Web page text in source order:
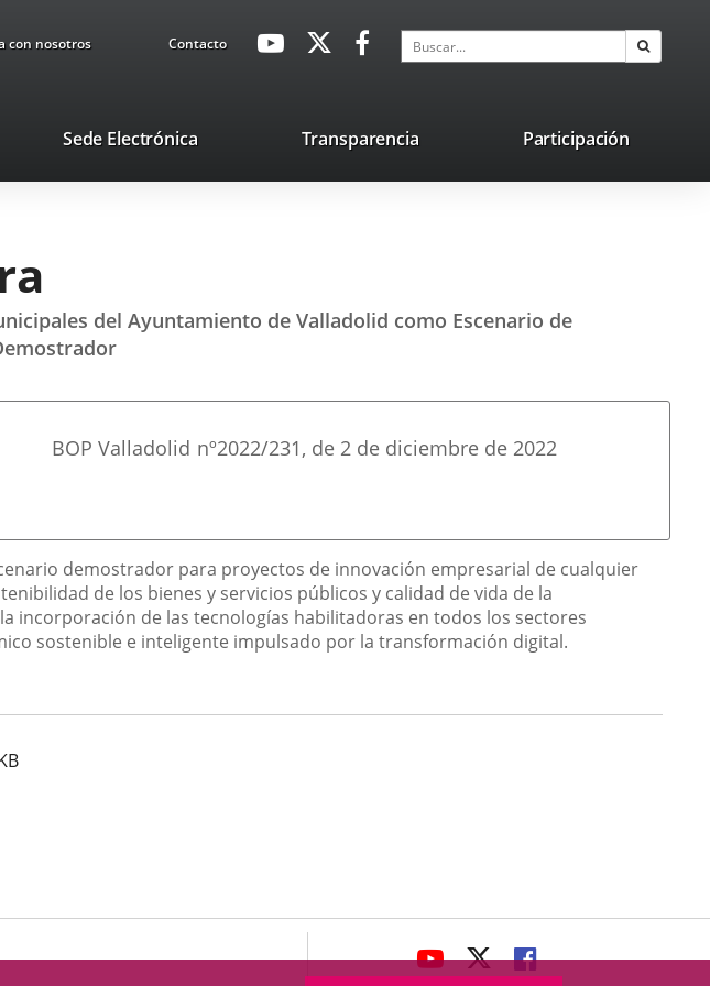
con nosotros ContactoavaHeaderSocial
Enlace
externa.
Enlace
aplicación
externa.
Enlace
aplicación
externa.
Buscar
Sede ElectrónicaEnlace
una
Transparencia Participación
del Ayuntamiento de Valladolid como Escenario de
boletin
BOP Valladolid nº2022/231, de 2 de diciembre de 2022
demostrador para proyectos de innovación empresarial de cualquier
de los bienes y servicios públicos y calidad de vida de la
incorporación de las tecnologías habilitadoras en todos los sectores
sostenible e inteligente impulsado por la transformación digital.
avaHeaderSocial
ENLACEENLACEENLACE